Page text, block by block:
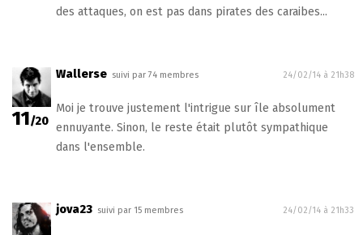
des attaques, on est pas dans pirates des caraibes...
11/20
Wallerse suivi par 74 membres 24/02/14 à 21h38
Moi je trouve justement l'intrigue sur île absolument
ennuyante. Sinon, le reste était plutôt sympathique
dans l'ensemble.
jova23 suivi par 15 membres 24/02/14 à 21h33